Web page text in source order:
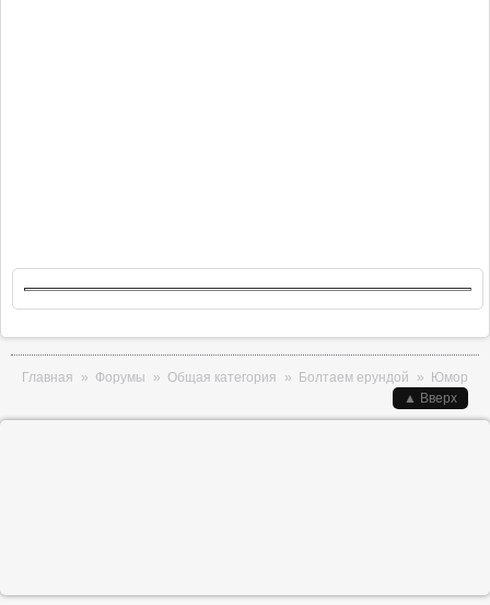
Вы здесь
Главная » Форумы » Общая категория » Болтаем ерундой »
Юмор
▲ Вверх